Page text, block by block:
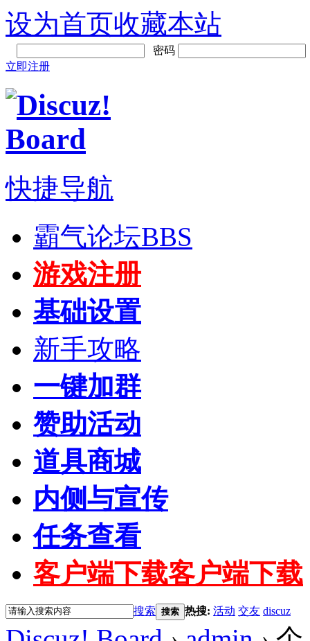
设为首页收藏本站
密码
立即注册
快捷导航
霸气论坛BBS
游戏注册
基础设置
新手攻略
一键加群
赞助活动
道具商城
内侧与宣传
任务查看
客户端下载客户端下载
搜索 搜索 热搜: 活动 交友 discuz